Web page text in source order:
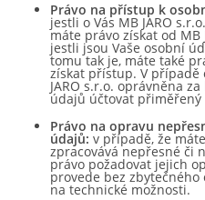
Právo na přístup k
jestli o Vás MB JARO s.r.o.
máte právo získat od MB
jestli jsou Vaše osobní
tomu tak je, máte také
získat přístup. V případě
JARO s.r.o. oprávněna
údajů účtovat přiměřený
Právo na opravu
údajů: v případě, že
zpracovává nepřesné či
právo požadovat jejich
provede bez zbytečného
na technické možnosti.